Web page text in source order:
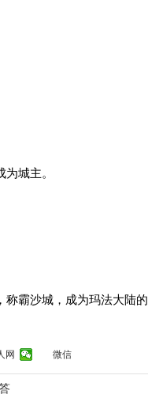
城主。
称霸沙城，成为玛法大陆的
网 微信